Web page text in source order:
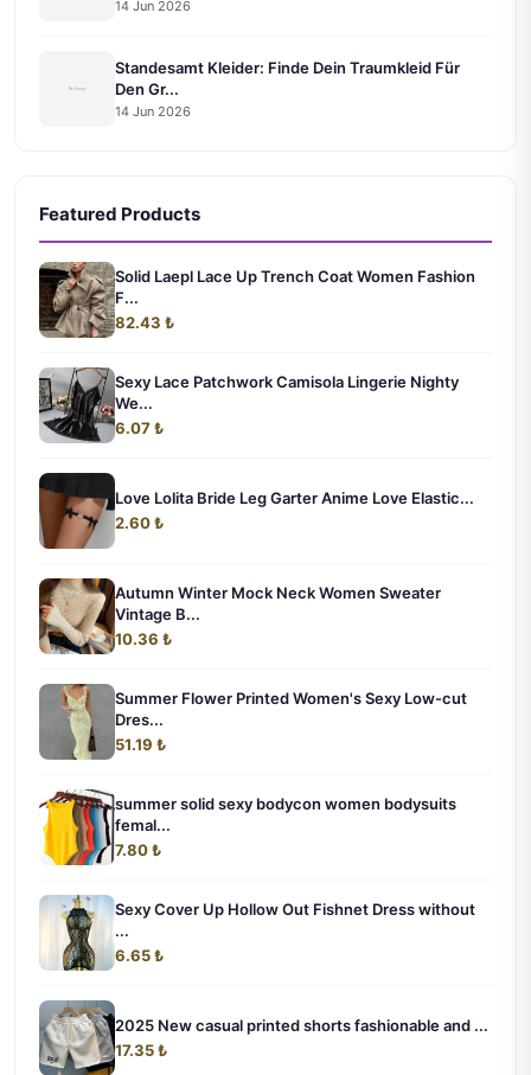
14 Jun 2026
Standesamt Kleider: Finde Dein Traumkleid Für
Den Gr...
14 Jun 2026
Featured Products
Solid Laepl Lace Up Trench Coat Women Fashion
F...
82.43 ₺
Sexy Lace Patchwork Camisola Lingerie Nighty
We...
6.07 ₺
Love Lolita Bride Leg Garter Anime Love Elastic...
2.60 ₺
Autumn Winter Mock Neck Women Sweater
Vintage B...
10.36 ₺
Summer Flower Printed Women's Sexy Low-cut
Dres...
51.19 ₺
summer solid sexy bodycon women bodysuits
femal...
7.80 ₺
Sexy Cover Up Hollow Out Fishnet Dress without
...
6.65 ₺
2025 New casual printed shorts fashionable and ...
17.35 ₺